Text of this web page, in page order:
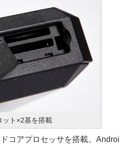
ット×2基を搭載
コアプロセッサを搭載。Androi